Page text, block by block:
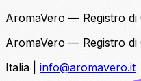
AromaVero — Registro di
AromaVero — Registro di
Italia
info@aromavero.it